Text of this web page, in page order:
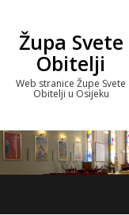
contentŽupa Svete
Obitelji
Web stranice Župe Svete
Obitelji u Osijeku